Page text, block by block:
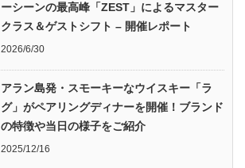
ーシーンの最高峰「ZEST」によるマスター
クラス＆ゲストシフト – 開催レポート
2026/6/30
アラン島発・スモーキーなウイスキー「ラ
グ」がペアリングディナーを開催！ブランド
の特徴や当日の様子をご紹介
2025/12/16